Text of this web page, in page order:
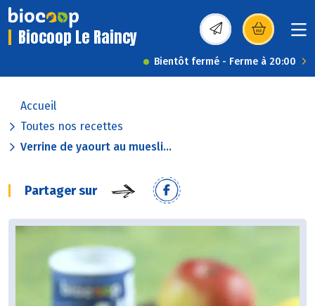
Biocoop Le Raincy (s’ouvre dans une
Bientôt fermé - Ferme à 20:00
Accueil
Toutes nos recettes
Verrine de yaourt au muesli...
Partager sur